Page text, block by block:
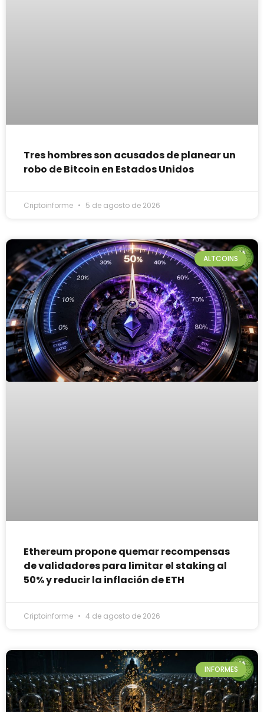
Tres hombres son acusados de planear un
robo de Bitcoin en Estados Unidos
Criptoinforme 5 de agosto de 2026
ALTCOINS
Ethereum propone quemar recompensas
de validadores para limitar el staking al
50% y reducir la inflación de ETH
Criptoinforme 4 de agosto de 2026
INFORMES